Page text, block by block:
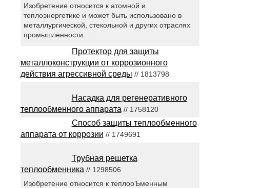
Изобретение относится к атомной и
теплоэнергетике и может быть использовано в
металлургической, стекольной и других отраслях
промышленности. .
Протектор для защиты
металлоконструкции от коррозионного
действия агрессивной среды // 1813798
Насадка для регенеративного
теплообменного аппарата // 1758120
Способ защиты теплообменного
аппарата от коррозии // 1749691
Трубная решетка
теплообменника // 1298506
Изобретение относится к теплооЪменным